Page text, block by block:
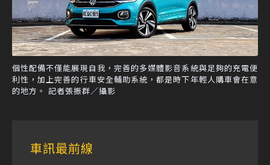
個性配備不僅能展現自我，完善的多媒體影音系統與足夠的充電便
利性，加上完善的行車安全輔助系統，都是時下年輕人購車會在意
的地方。 記者張振群／攝影
車訊最前線